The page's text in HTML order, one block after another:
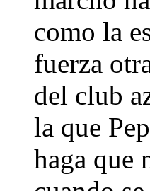
como la
fuerza
del club
la que
haga que